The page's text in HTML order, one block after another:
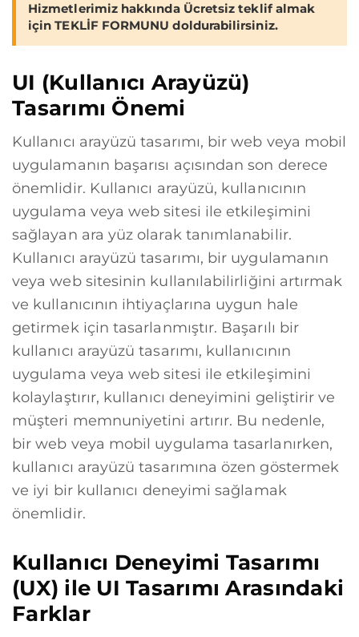
Hizmetlerimiz hakkında Ücretsiz teklif almak
içinTEKLİF FORMUNU doldurabilirsiniz.
UI (Kullanıcı Arayüzü)
Tasarımı Önemi
Kullanıcı arayüzü tasarımı, bir web veya mobil
uygulamanın başarısı açısından son derece
önemlidir. Kullanıcı arayüzü, kullanıcının
uygulama veya web sitesi ile etkileşimini
sağlayan ara yüz olarak tanımlanabilir.
Kullanıcı arayüzü tasarımı, bir uygulamanın
veya web sitesinin kullanılabilirliğini artırmak
ve kullanıcının ihtiyaçlarına uygun hale
getirmek için tasarlanmıştır. Başarılı bir
kullanıcı arayüzü tasarımı, kullanıcının
uygulama veya web sitesi ile etkileşimini
kolaylaştırır, kullanıcı deneyimini geliştirir ve
müşteri memnuniyetini artırır. Bu nedenle,
bir web veya mobil uygulama tasarlanırken,
kullanıcı arayüzü tasarımına özen göstermek
ve iyi bir kullanıcı deneyimi sağlamak
önemlidir.
Kullanıcı Deneyimi Tasarımı
(UX) ile UI Tasarımı Arasındaki
Farklar